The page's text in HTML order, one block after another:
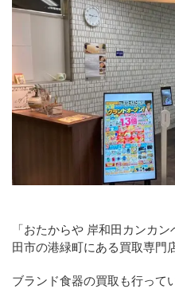
「おたからや 岸和田カンカ
田市の港緑町にある買取専門店
ブランド食器の買取も行って